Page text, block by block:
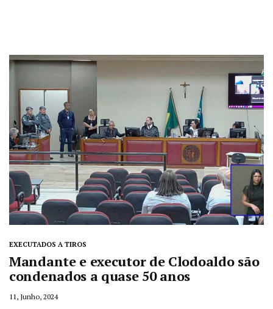
EXECUTADOS A TIROS
Mandante e executor de Clodoaldo são
condenados a quase 50 anos
11, Junho, 2024